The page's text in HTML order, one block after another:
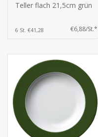
Teller flach 21,5cm grün
6 St. €41,28 €6,88/St.*